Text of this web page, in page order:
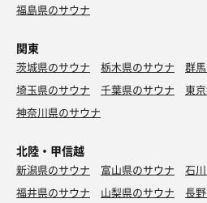
福島県のサウナ
関東
茨城県のサウナ 栃木県のサウナ
群
埼玉県のサウナ
千葉県のサウナ
東
神奈川県のサウナ
北陸・甲信越
新潟県のサウナ 富山県のサウナ
石
福井県のサウナ
山梨県のサウナ 長